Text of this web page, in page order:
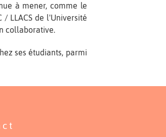
à mener, comme le
LLACS de l'Université
collaborative.
ses étudiants, parmi